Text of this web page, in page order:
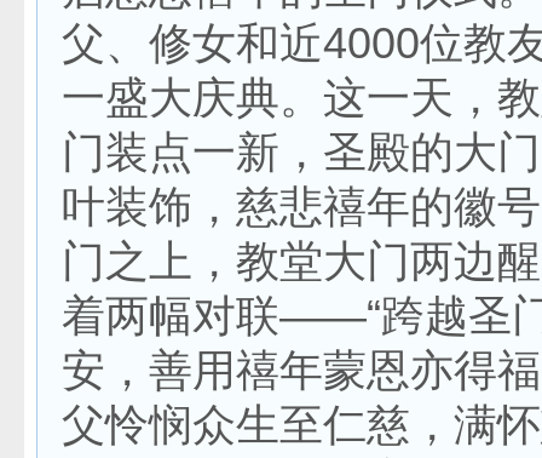
父、修女和近4000位教
一盛大庆典。这一天，
门装点一新，圣殿的大
叶装饰，慈悲禧年的徽
门之上，教堂大门两边
着两幅对联——“跨越圣
安，善用禧年蒙恩亦得
父怜悯众生至仁慈，满